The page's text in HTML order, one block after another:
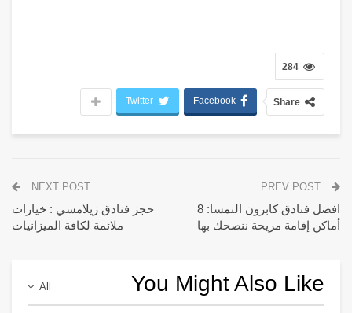
284
Share
Facebook
Twitter
افضل فنادق كابرون النمسا: 8
أماكن إقامة مريحة ننصحك بها
NEXT POST
حجز فنادق زيلامسي : خيارات
ملائمة لكافة الميزانيات
All You Might Also Like